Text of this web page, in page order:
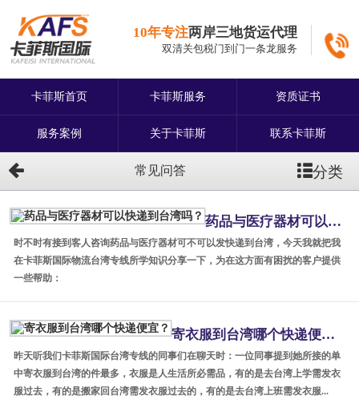
10年专注两岸三地货运代理
双清关包税门到门一条龙服务
卡菲斯首页 卡菲斯服务 资质证书
服务案例 关于卡菲斯 联系卡菲斯
常见问答 分类
药品与医疗器材可以快递到台湾吗？
时不时有接到客人咨询药品与医疗器材可不可以发快递到台湾，今天我就把我
在卡菲斯国际物流台湾专线所学知识分享一下，为在这方面有困扰的客户提供
一些帮助：
寄衣服到台湾哪个快递便宜？
昨天听我们卡菲斯国际台湾专线的同事们在聊天时：一位同事提到她所接的单
中寄衣服到台湾的件最多，衣服是人生活所必需品，有的是去台湾上学需发衣
服过去，有的是搬家回台湾需发衣服过去的，有的是去台湾上班需发衣服...